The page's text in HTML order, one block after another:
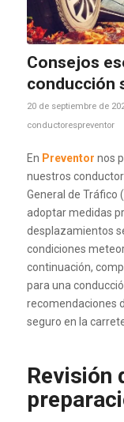
Consejos
conducción
20 de septiembre de
conductorespreventor
En Preventor nos
nuestros
General de Tráfico
adoptar medidas
desplazamientos
condiciones
continuación,
para una
recomendaciones
seguro en la
Revisión